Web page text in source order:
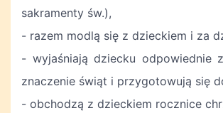
sakramenty św.),
- razem modlą się z dzieckiem i za
- wyjaśniają dziecku odpowiednie
znaczenie świąt i przygotowują się
- obchodzą z dzieckiem rocznice